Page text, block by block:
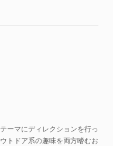
ーマにディレクションを行っ
トドア系の趣味を両方嗜むお